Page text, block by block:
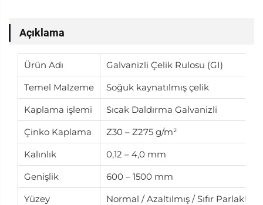
Açıklama
Ürün Adı
Galvanizli Çelik Rulosu (GI)
Temel Malzeme
Soğuk kaynatılmış çelik
Kaplama işlemi
Sıcak Daldırma Galvanizli
Çinko Kaplama
Z30 – Z275 g/m²
Kalınlık
0,12 – 4,0 mm
Genişlik
600 – 1500 mm
Yüzey
Normal / Azaltılmış / Sıfır Parlaklık